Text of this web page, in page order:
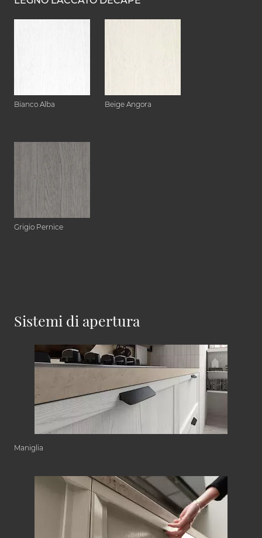
Bianco Alba Beige Angora
Grigio Pernice
Sistemi di apertura
Maniglia